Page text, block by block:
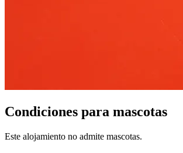
Condiciones para mascotas
Este alojamiento no admite mascotas.